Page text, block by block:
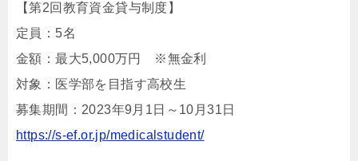
【第2回教育資金貸与制度】
定員：5名
金額：最大5,000万円 ※無金利
対象：医学部を目指す高校生
募集期間：2023年9月1日～10月31日
https://s-ef.or.jp/medicalstudent/